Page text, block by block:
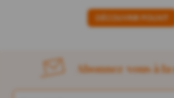
DÉCOUVRIR POUXIT
Abonnez-vous à